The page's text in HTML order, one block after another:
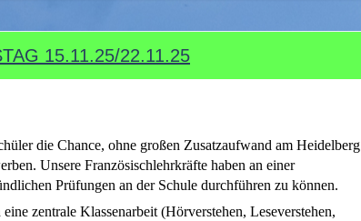
15.11.25/22.11.25
die Chance, ohne großen Zusatzaufwand am Heidelberg
Unsere Französischlehrkräfte haben an einer
Prüfungen an der Schule durchführen zu können.
zentrale Klassenarbeit (Hörverstehen, Leseverstehen,